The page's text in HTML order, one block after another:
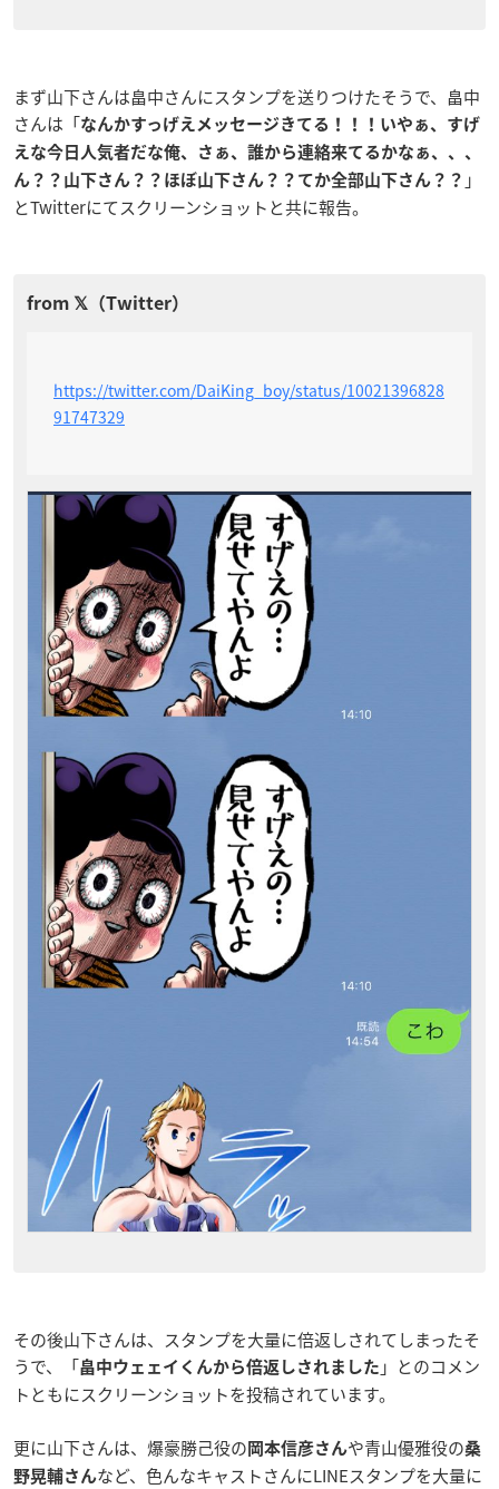
まず山下さんは畠中さんにスタンプを送りつけたそうで、畠中
さんは「なんかすっげえメッセージきてる！！！ いやぁ、すげ
えな今日人気者だな俺、さぁ、誰から連絡来てるかなぁ、、、
ん？？山下さん？？ほぼ山下さん？？てか全部山下さん？？ 」
とTwitterにてスクリーンショットと共に報告。
https://twitter.com/DaiKing_boy/status/10021396828
91747329
その後山下さんは、スタンプを大量に倍返しされてしまったそ
うで、「畠中ウェェイくんから倍返しされました 」とのコメン
トともにスクリーンショットを投稿されています。
更に山下さんは、爆豪勝己役の 岡本信彦さんや青山優雅役の桑
野晃輔さんなど、色んなキャストさんにLINEスタンプを大量に